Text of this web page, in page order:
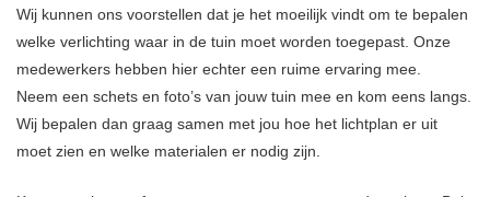
Wij kunnen ons voorstellen dat je het moeilijk vindt om te bepalen
welke verlichting waar in de tuin moet worden toegepast. Onze
medewerkers hebben hier echter een ruime ervaring mee.
Neem een schets en foto’s van jouw tuin mee en kom eens langs.
Wij bepalen dan graag samen met jou hoe het lichtplan er uit
moet zien en welke materialen er nodig zijn.